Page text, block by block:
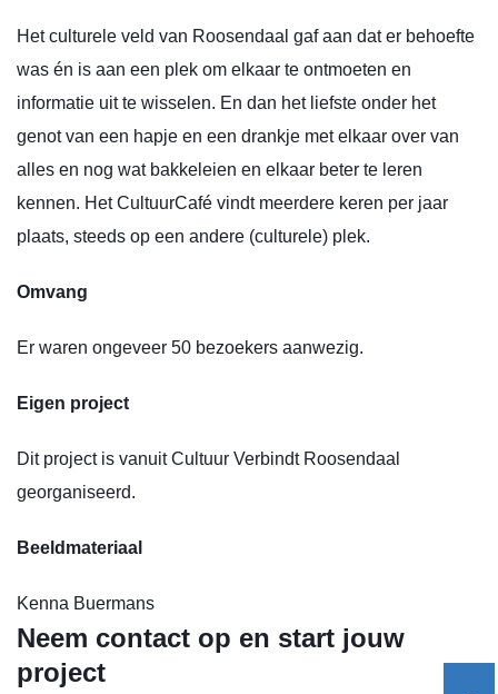
Het culturele veld van Roosendaal gaf aan dat er behoefte
was én is aan een plek om elkaar te ontmoeten en
informatie uit te wisselen. En dan het liefste onder het
genot van een hapje en een drankje met elkaar over van
alles en nog wat bakkeleien en elkaar beter te leren
kennen. Het CultuurCafé vindt meerdere keren per jaar
plaats, steeds op een andere (culturele) plek.
Omvang
Er waren ongeveer 50 bezoekers aanwezig.
Eigen project
Dit project is vanuit Cultuur Verbindt Roosendaal
georganiseerd.
Beeldmateriaal
Kenna Buermans
Neem contact op en start jouw
project